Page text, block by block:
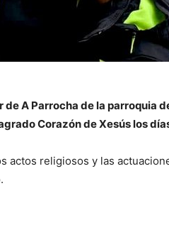
de A Parrocha de la parroquia
Corazón de Xesús los
actos religiosos y las